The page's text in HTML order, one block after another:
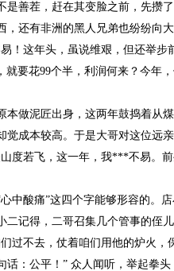
善茬，赶在其变脸之前，先攒
还有非洲的黑人兄弟也纷纷向
！这年头，虽说维艰，但还举步
就要花99个半，利润何来？今
本做泥匠出身，这两年鼓捣着从
成本较高。于是大哥对这位远
度若飞，这一年，我***不易。
中酸痛”这四个字能够形容的。
二记得，二哥召集几个管事的侄
过不去，仗着咱们用他的炉火
话：公平！” 众人闻听，举起